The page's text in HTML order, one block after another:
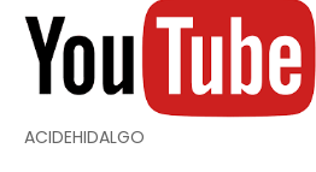
ACIDEHIDALGO